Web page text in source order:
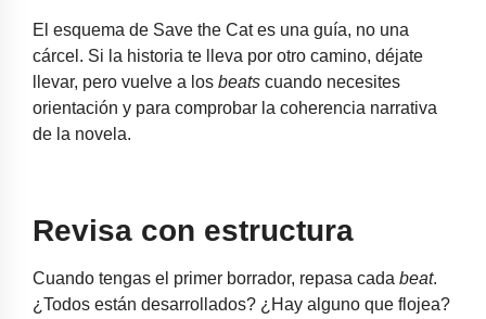
El esquema de Save the Cat es una guía, no una
cárcel. Si la historia te lleva por otro camino, déjate
llevar, pero vuelve a los beats cuando necesites
orientación y para comprobar la coherencia narrativa
de la novela.
Revisa con estructura
Cuando tengas el primer borrador, repasa cada beat.
¿Todos están desarrollados? ¿Hay alguno que flojea?